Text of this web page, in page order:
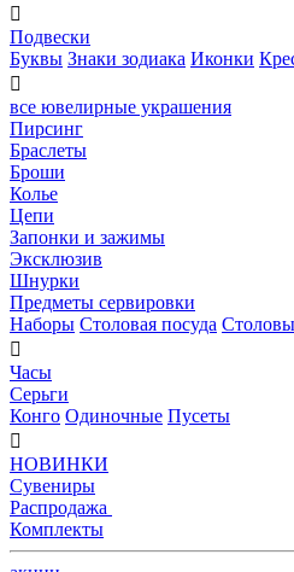

Подвески
Буквы Знаки зодиака Иконки

все ювелирные украшения
Пирсинг
Браслеты
Броши
Колье
Цепи
Запонки и зажимы
Эксклюзив
Шнурки
Предметы сервировки
Наборы Столовая посуда

Часы
Серьги
Конго Одиночные Пусеты

НОВИНКИ
Сувениры
Распродажа
Комплекты